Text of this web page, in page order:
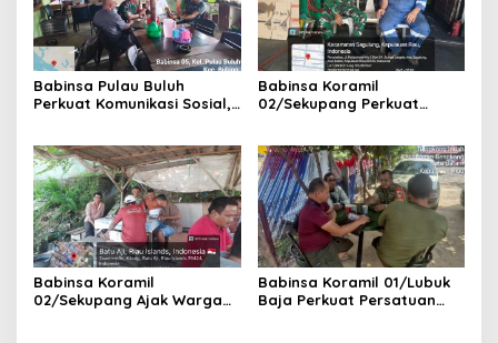
Babinsa Pulau Buluh
Perkuat Komunikasi Sosial,
Pentingnya Menjaga
Keamanan Lingkungan
Babinsa Koramil
02/Sekupang Perkuat
Lingkungan Lewat Komsos
di Sungai Langkai
Babinsa Koramil
02/Sekupang Ajak Warga
Babinsa Koramil 01/Lubuk
Baja Perkuat Persatuan